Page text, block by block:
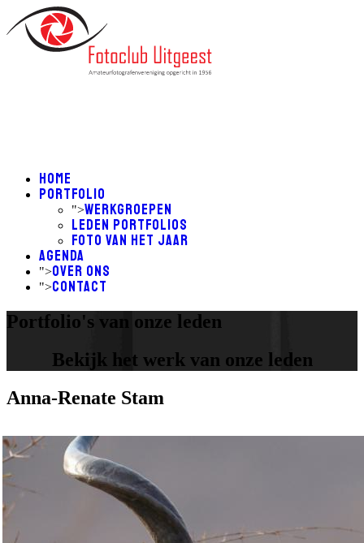
Home
Portfolio
">Werkgroepen
Leden Portfolios
Foto van het Jaar
Agenda
">Over ons
">Contact
Portfolio's van onze leden
Bekijk het werk van onze leden
Anna-Renate Stam